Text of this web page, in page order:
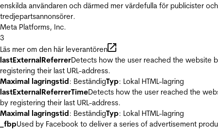
enskilda användaren och därmed mer värdefulla för publicister och
tredjepartsannonsörer.
Meta Platforms, Inc.
3
Läs mer om den här leverantören
lastExternalReferrerDetects how the user reached the website
registering their last URL-address.
Maximal lagringstid: BeständigTyp: Lokal HTML-lagring
lastExternalReferrerTimeDetects how the user reached the
by registering their last URL-address.
Maximal lagringstid: BeständigTyp: Lokal HTML-lagring
_fbpUsed by Facebook to deliver a series of advertisement